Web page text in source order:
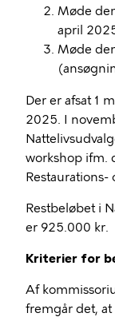
Møde
april
Møde
Der er afsat 1
2025. I
workshop ifm.
Restaurations-
Restbeløbet i
er 925.000 kr.
Kriterier for
Af
fremgår det,